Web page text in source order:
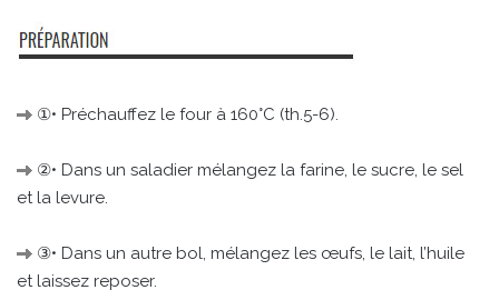
①• Préchauffez le four à 160°C (th.5-6).
②• Dans un saladier mélangez la farine, le sucre, le sel
et la levure.
③• Dans un autre bol, mélangez les œufs, le lait, l’huile
et laissez reposer.